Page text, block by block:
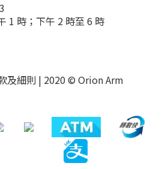
1 時；下午 2 時至 6 時
及細則 | 2020 © Orion Arm